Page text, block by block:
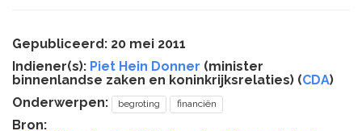
Gepubliceerd: 20 mei 2011
Indiener(s): Piet Hein Donner (minister
binnenlandse zaken en koninkrijksrelaties) (CDA)
Onderwerpen:
begroting financiën
Bron: